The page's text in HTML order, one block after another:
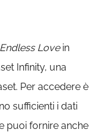
Endless Lovein
Infinity, una
Per accedere è
sufficienti i dati
puoi fornire anche